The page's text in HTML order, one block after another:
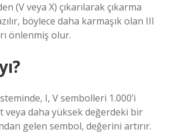
(V veya X) çıkarılarak çıkarma
böylece daha karmaşık olan III
önlenmiş olur.
I, V sembolleri 1.000’i
veya daha yüksek değerdeki bir
gelen sembol, değerini artırır.